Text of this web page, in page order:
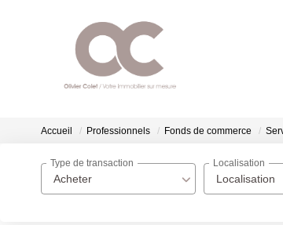
Accueil Professionnels Fonds de commerce
Acheter
Type de transaction
Localisation
Localisation